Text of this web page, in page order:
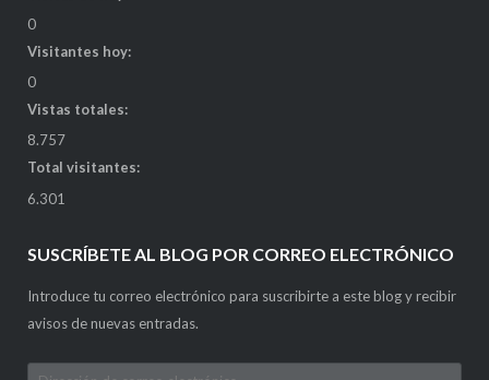
0
Visitantes hoy:
0
Vistas totales:
8.757
Total visitantes:
6.301
SUSCRÍBETE AL BLOG POR CORREO ELECTRÓNICO
Introduce tu correo electrónico para suscribirte a este blog y recibir
avisos de nuevas entradas.
Dirección